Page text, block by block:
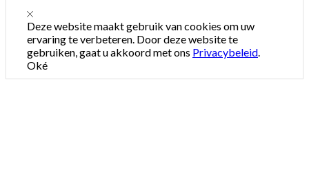
Deze website maakt gebruik van cookies om uw
ervaring te verbeteren. Door deze website te
gebruiken, gaat u akkoord met ons Privacybeleid
Oké